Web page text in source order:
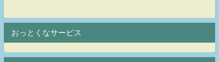
おっとくなサービス